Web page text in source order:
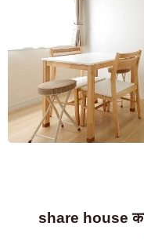
share house का